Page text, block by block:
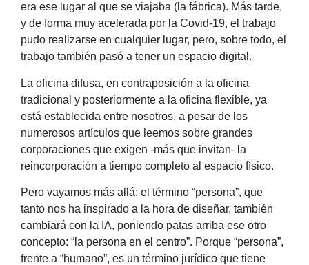
era ese lugar al que se viajaba (la fábrica). Más tarde,
y de forma muy acelerada por la Covid-19, el trabajo
pudo realizarse en cualquier lugar, pero, sobre todo, el
trabajo también pasó a tener un espacio digital.
La oficina difusa, en contraposición a la oficina
tradicional y posteriormente a la oficina flexible, ya
está establecida entre nosotros, a pesar de los
numerosos artículos que leemos sobre grandes
corporaciones que exigen -más que invitan- la
reincorporación a tiempo completo al espacio físico.
Pero vayamos más allá: el término “persona”, que
tanto nos ha inspirado a la hora de diseñar, también
cambiará con la IA, poniendo patas arriba ese otro
concepto: “la persona en el centro”. Porque “persona”,
frente a “humano”, es un término jurídico que tiene